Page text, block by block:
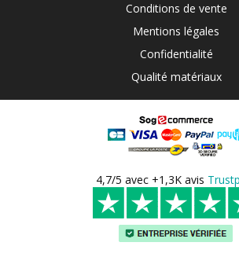
Conditions de vente
Mentions légales
Confidentialité
Qualité matériaux
4,7/5 avec +1,3K avis